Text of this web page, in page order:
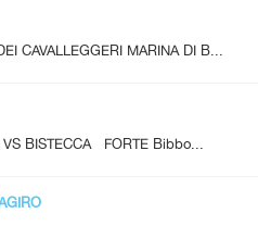
CAVALLEGGERI MARINA DI B...
BISTECCA FORTE Bibbo...